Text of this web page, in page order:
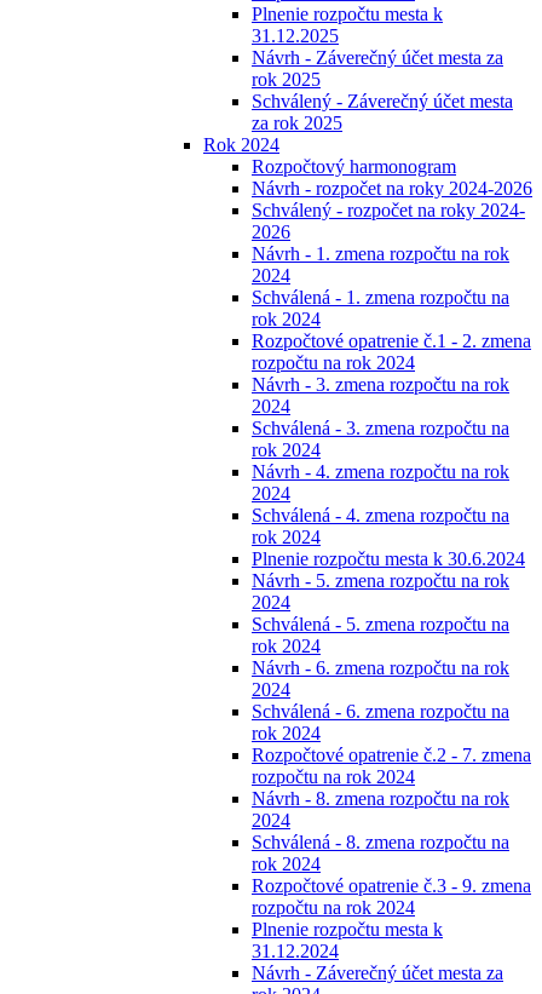
Plnenie rozpočtu mesta k
31.12.2025
Návrh - Záverečný účet mesta za
rok 2025
Schválený - Záverečný účet mesta
za rok 2025
Rok 2024
Rozpočtový harmonogram
Návrh - rozpočet na roky 2024-2026
Schválený - rozpočet na roky 2024-
2026
Návrh - 1. zmena rozpočtu na rok
2024
Schválená - 1. zmena rozpočtu na
rok 2024
Rozpočtové opatrenie č.1 - 2. zmena
rozpočtu na rok 2024
Návrh - 3. zmena rozpočtu na rok
2024
Schválená - 3. zmena rozpočtu na
rok 2024
Návrh - 4. zmena rozpočtu na rok
2024
Schválená - 4. zmena rozpočtu na
rok 2024
Plnenie rozpočtu mesta k 30.6.2024
Návrh - 5. zmena rozpočtu na rok
2024
Schválená - 5. zmena rozpočtu na
rok 2024
Návrh - 6. zmena rozpočtu na rok
2024
Schválená - 6. zmena rozpočtu na
rok 2024
Rozpočtové opatrenie č.2 - 7. zmena
rozpočtu na rok 2024
Návrh - 8. zmena rozpočtu na rok
2024
Schválená - 8. zmena rozpočtu na
rok 2024
Rozpočtové opatrenie č.3 - 9. zmena
rozpočtu na rok 2024
Plnenie rozpočtu mesta k
31.12.2024
Návrh - Záverečný účet mesta za